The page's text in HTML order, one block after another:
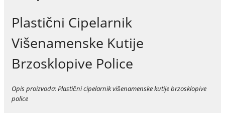
Plastični Cipelarnik
Višenamenske Kutije
Brzosklopive Police
Opis proizvoda: Plastični cipelarnik višenamenske kutije brzosklopive
police